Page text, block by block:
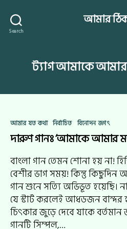
Search
আমার
ট্যাগআমাকে আমার
Categories
আমার যত কথা নির্বাচিত বিনোদন জগৎ
দারুণ গানঃ ‘আমাকে আমার
বাংলা গান তেমন শোনা হয় না!
বেশীর ভাগ সময়! কিন্তু
গান শুনে সত্যি অভিভূত হয়েছি।
যে স্টার্ট করলেই আধডজন বান্দর
চিৎকার জুড়ে দেবে যাকে বর্তমান
গানটি সিম্পল,…